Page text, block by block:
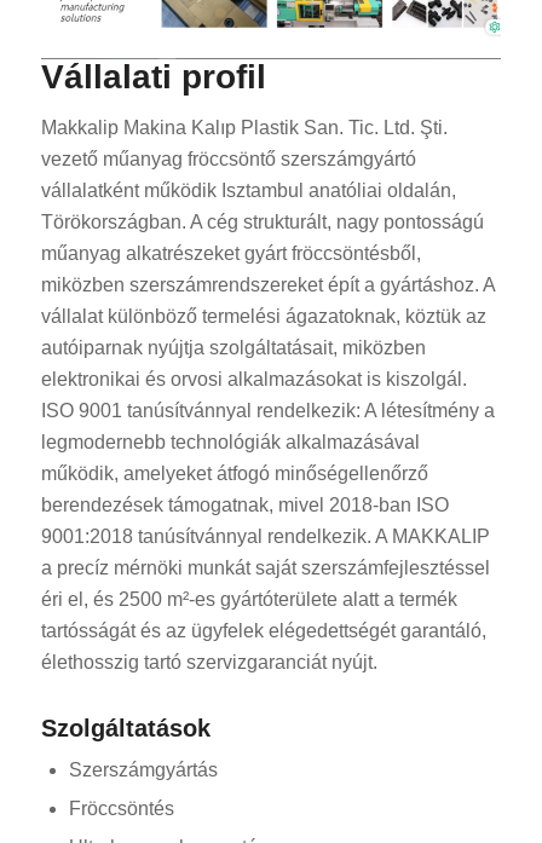
Vállalati profil
Makkalip Makina Kalıp Plastik San. Tic. Ltd. Şti.
vezető műanyag fröccsöntő szerszámgyártó
vállalatként működik Isztambul anatóliai oldalán,
Törökországban. A cég strukturált, nagy pontosságú
műanyag alkatrészeket gyárt fröccsöntésből,
miközben szerszámrendszereket épít a gyártáshoz. A
vállalat különböző termelési ágazatoknak, köztük az
autóiparnak nyújtja szolgáltatásait, miközben
elektronikai és orvosi alkalmazásokat is kiszolgál.
ISO 9001 tanúsítvánnyal rendelkezik: A létesítmény a
legmodernebb technológiák alkalmazásával
működik, amelyeket átfogó minőségellenőrző
berendezések támogatnak, mivel 2018-ban ISO
9001:2018 tanúsítvánnyal rendelkezik. A MAKKALIP
a precíz mérnöki munkát saját szerszámfejlesztéssel
éri el, és 2500 m²-es gyártóterülete alatt a termék
tartósságát és az ügyfelek elégedettségét garantáló,
élethosszig tartó szervizgaranciát nyújt.
Szolgáltatások
Szerszámgyártás
Fröccsöntés